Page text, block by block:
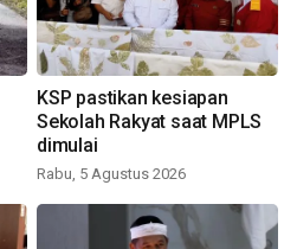
KSP pastikan kesiapan
Sekolah Rakyat saat MPLS
dimulai
Rabu, 5 Agustus 2026